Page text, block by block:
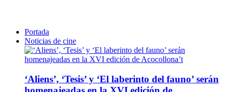
Portada
Noticias de cine
‘Aliens’, ‘Tesis’ y ‘El laberinto del fauno’ serán